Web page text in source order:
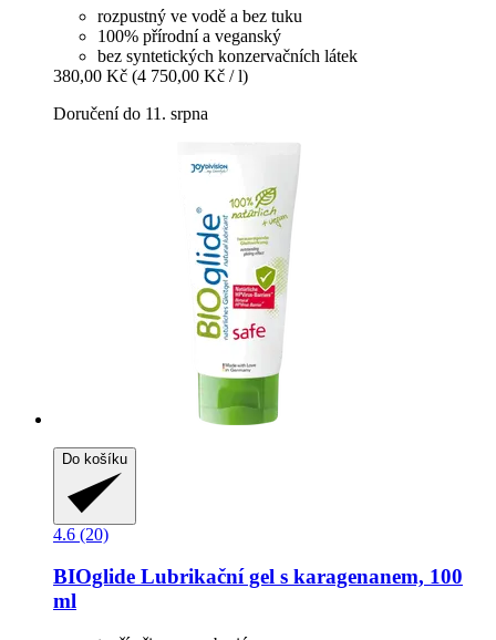
rozpustný ve vodě a bez tuku
100% přírodní a veganský
bez syntetických konzervačních látek
380,00 Kč (4 750,00 Kč / l)
Doručení do 11. srpna
Do košíku
4.6 (20)
BIOglide Lubrikační gel s karagenanem, 100
ml